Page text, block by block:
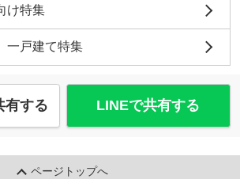
け特集
一戸建て特集
有する LINEで共有する
ページトップへ